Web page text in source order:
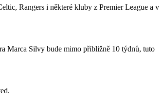
Rangers i některé kluby z Premier League a v
Marca Silvy bude mimo přibližně 10 týdnů, tuto